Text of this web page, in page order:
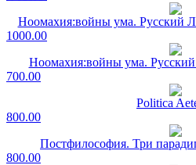
Ноомахия:войны ума. Русский
1000.00
Ноомахия:войны ума.
700.00
Politica
800.00
Постфилософия. Три
800.00